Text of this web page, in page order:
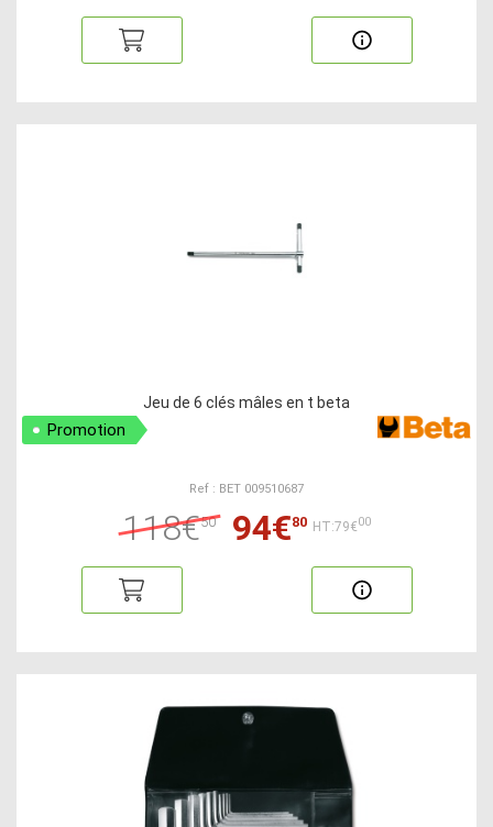
Jeu de 6 clés mâles en t beta
Promotion
Ref : BET 009510687
118€50 94€80 HT:79€00